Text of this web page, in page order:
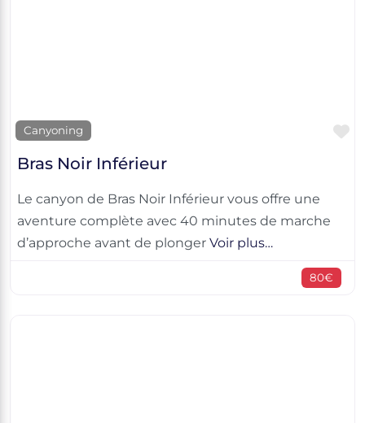
Canyoning
Bras Noir Inférieur
Le canyon de Bras Noir Inférieur vous offre une
aventure complète avec 40 minutes de marche
d’approche avant de plonger Voir plus…
80€